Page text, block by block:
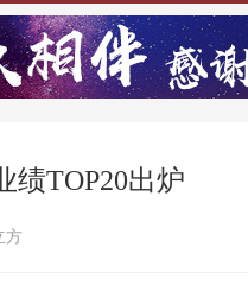
绩TOP20出炉
方